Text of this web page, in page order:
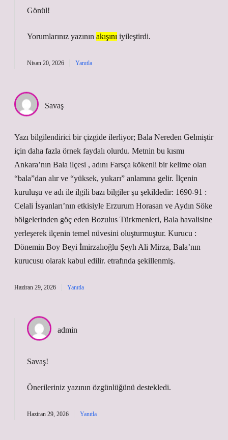
Gönül!
Yorumlarınız yazının akışını iyileştirdi.
Nisan 20, 2026 Yanıtla
Savaş
Yazı bilgilendirici bir çizgide ilerliyor; Bala Nereden Gelmiştir
için daha fazla örnek faydalı olurdu. Metnin bu kısmı
Ankara’nın Bala ilçesi , adını Farsça kökenli bir kelime olan
“bala”dan alır ve “yüksek, yukarı” anlamına gelir. İlçenin
kuruluşu ve adı ile ilgili bazı bilgiler şu şekildedir: 1690-91 :
Celali İsyanları’nın etkisiyle Erzurum Horasan ve Aydın Söke
bölgelerinden göç eden Bozulus Türkmenleri, Bala havalisine
yerleşerek ilçenin temel nüvesini oluşturmuştur. Kurucu :
Dönemin Boy Beyi İmirzalıoğlu Şeyh Ali Mirza, Bala’nın
kurucusu olarak kabul edilir. etrafında şekillenmiş.
Haziran 29, 2026 Yanıtla
admin
Savaş!
Önerileriniz yazının özgünlüğünü destekledi.
Haziran 29, 2026 Yanıtla